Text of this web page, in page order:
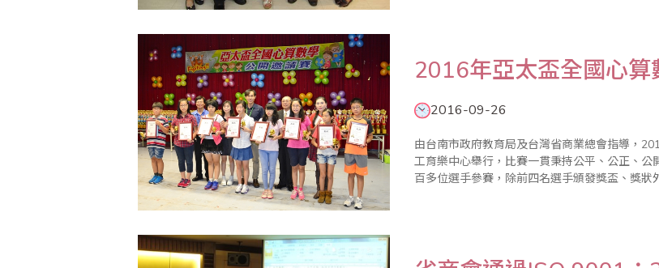
2016年亞太盃全國心
2016-09-26
由台南市政府教育局及台灣省商業總會指導，
工育樂中心舉行，比賽一貫秉持公平、公正、公開的
百多位選手參賽，除前四名選手頒發獎盃、獎狀